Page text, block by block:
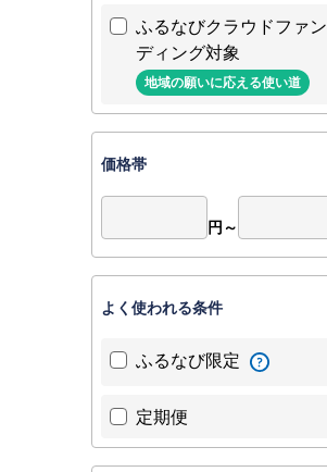
ふるなびクラウドファン
ディング対象
地域の願いに応える使い道
価格帯
円～
よく使われる条件
ふるなび限定
定期便